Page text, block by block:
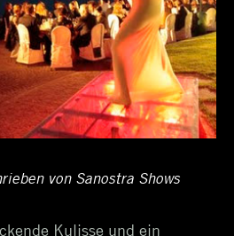
von Sanostra Shows
Kulisse und ein